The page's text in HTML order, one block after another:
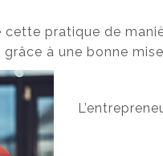
cette pratique de
à une bonne